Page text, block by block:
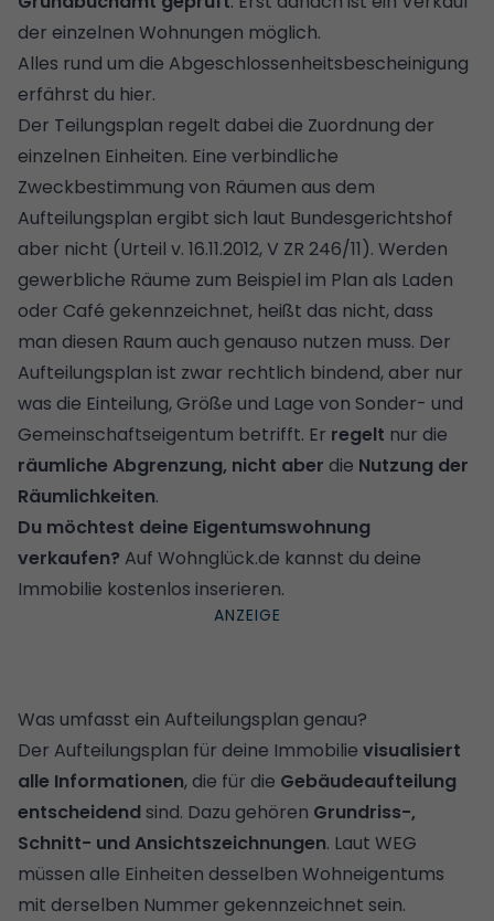
der einzelnen Wohnungen möglich.
Alles rund um die Abgeschlossenheitsbescheinigung
erfährst du hier.
Der Teilungsplan regelt dabei die Zuordnung der
einzelnen Einheiten. Eine verbindliche
Zweckbestimmung von Räumen aus dem
Aufteilungsplan ergibt sich laut Bundesgerichtshof
aber nicht (Urteil v. 16.11.2012, V ZR 246/11). Werden
gewerbliche Räume zum Beispiel im Plan als Laden
oder Café gekennzeichnet, heißt das nicht, dass
man diesen Raum auch genauso nutzen muss. Der
Aufteilungsplan ist zwar rechtlich bindend, aber nur
was die Einteilung, Größe und Lage von Sonder- und
Gemeinschaftseigentum betrifft. Er regelt nur die
räumliche Abgrenzung, nicht aber die Nutzung der
Räumlichkeiten.
Du möchtest deine Eigentumswohnung
verkaufen? Auf Wohnglück.de kannst du deine
Immobilie kostenlos inserieren.
Was umfasst ein Aufteilungsplan genau?
Der Aufteilungsplan für deine Immobilie visualisiert
alle Informationen, die für die Gebäudeaufteilung
entscheidend sind. Dazu gehören Grundriss-,
Schnitt- und Ansichtszeichnungen. Laut WEG
müssen alle Einheiten desselben Wohneigentums
mit derselben Nummer gekennzeichnet sein.